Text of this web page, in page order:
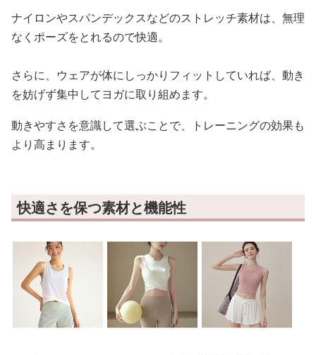
ナイロンやスパンデックスなどのストレッチ素材は、無理
なくポーズをとれるので快適。
さらに、ウェアが体にしっかりフィットしていれば、動き
を妨げず集中してヨガに取り組めます。
動きやすさを意識して選ぶことで、トレーニングの効果も
より高まります。
快適さを保つ素材と機能性